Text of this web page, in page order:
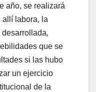
año, se realizará
allí labora, la
que se
si las hubo
un ejercicio
de la